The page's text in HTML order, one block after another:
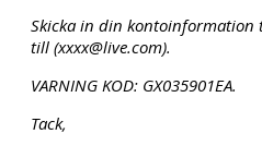
Skicka in din kontoinformation
till (xxxx@live.com).
VARNING KOD: GX035901EA.
Tack,